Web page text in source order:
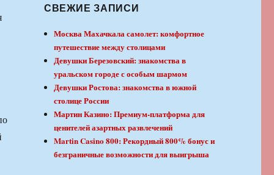
СВЕЖИЕ ЗАПИСИ
Москва Махачкала самолет: комфортное
путешествие между столицами
Девушки Березовский: знакомства в
уральском городе с особым шармом
Девушки Ростова: знакомства в южной
столице России
Мартин Казино: Премиум-платформа для
ценителей азартных развлечений
Martin Casino 800: Рекордный 800% бонус и
безграничные возможности для выигрыша